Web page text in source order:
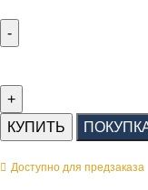
КУПИТЬ
Доступно для предзаказа